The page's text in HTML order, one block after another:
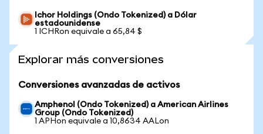
Ichor Holdings (Ondo Tokenized) a Dólar
estadounidense
1 ICHRon equivale a 65,84 $
Explorar más conversiones
Conversiones avanzadas de activos
Amphenol (Ondo Tokenized) a American Airlines
Group (Ondo Tokenized)
1 APHon equivale a 10,8634 AALon